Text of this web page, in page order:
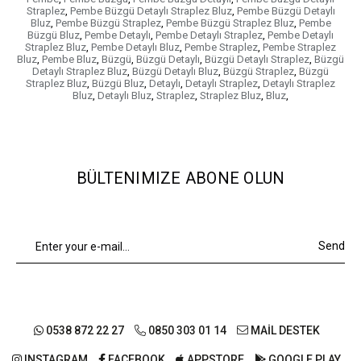
Straplez, Pembe Büzgü Detaylı Straplez Bluz, Pembe Büzgü Detaylı
Bluz, Pembe Büzgü Straplez, Pembe Büzgü Straplez Bluz, Pembe
Büzgü Bluz Pembe Detaylı Pembe Detaylı Straplez Pembe Detaylı
Straplez Bluz Pembe Detaylı Bluz Pembe Straplez Pembe Straplez
Bluz Pembe Bluz Büzgü Büzgü Detaylı Büzgü Detaylı Straplez Büzgü
Detaylı Straplez Bluz Büzgü Detaylı Bluz Büzgü Straplez Büzgü
Straplez Bluz Büzgü Bluz Detaylı Detaylı Straplez Detaylı Straplez
Bluz Detaylı Bluz Straplez Straplez Bluz Bluz
BÜLTENIMIZE ABONE OLUN
Send
0538 872 22 27 0850 303 01 14 MAİL DESTEK